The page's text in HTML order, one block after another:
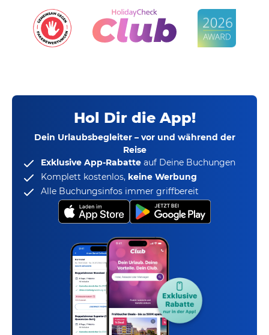
Hol Dir die App!
Dein Urlaubsbegleiter – vor und während der
Reise
Exklusive App-Rabatte auf Deine Buchungen
Komplett kostenlos, keine Werbung
Alle Buchungsinfos immer griffbereit